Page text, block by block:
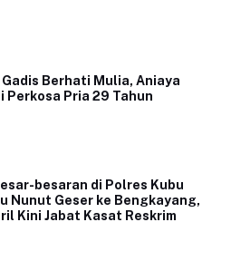
Berhati Mulia, Aniaya
Perkosa Pria 29 Tahun
besaran di Polres Kubu
Nunut Geser ke Bengkayang,
Kini Jabat Kasat Reskrim